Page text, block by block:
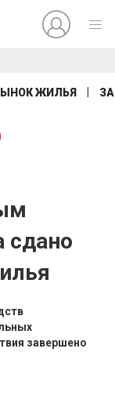
ЖИЛЬЯ
сдано
завершено